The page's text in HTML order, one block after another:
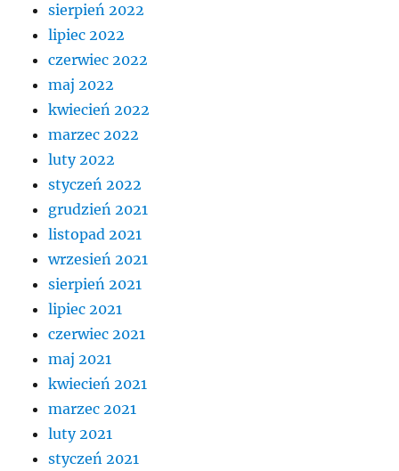
sierpień 2022
lipiec 2022
czerwiec 2022
maj 2022
kwiecień 2022
marzec 2022
luty 2022
styczeń 2022
grudzień 2021
listopad 2021
wrzesień 2021
sierpień 2021
lipiec 2021
czerwiec 2021
maj 2021
kwiecień 2021
marzec 2021
luty 2021
styczeń 2021